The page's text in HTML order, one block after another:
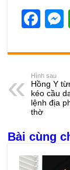
F
c
e
b
o
o
k
Hình sau
Hồng Y
kéo cầu
lệnh địa
thờ
Bài cùng